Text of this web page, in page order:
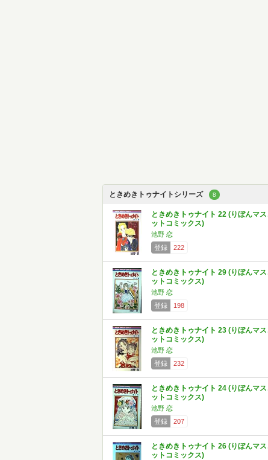
ときめきトゥナイトシリーズ 8
ときめきトゥナイト 22 (りぼんマス
ットコミックス)
池野 恋
登録
222
ときめきトゥナイト 29 (りぼんマス
ットコミックス)
池野 恋
登録
198
ときめきトゥナイト 23 (りぼんマス
ットコミックス)
池野 恋
登録
232
ときめきトゥナイト 24 (りぼんマス
ットコミックス)
池野 恋
登録
207
ときめきトゥナイト 26 (りぼんマス
ットコミックス)